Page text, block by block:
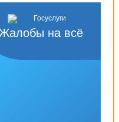
Жалобы на всё